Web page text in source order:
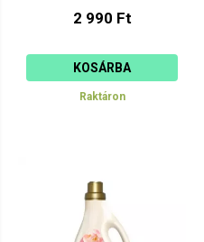
2 990 Ft
KOSÁRBA
Raktáron